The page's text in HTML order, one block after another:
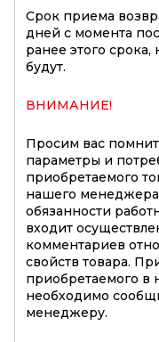
Срок приема
дней с момента
ранее этого
будут.
ВНИМАНИЕ!
Просим вас
параметры и
приобретаемого
нашего менеджера
обязанности
входит
комментариев
свойств товара.
приобретаемого в
необходимо
менеджеру.